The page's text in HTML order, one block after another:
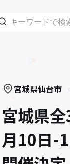
宮城県仙台市
宮城県
月10日-